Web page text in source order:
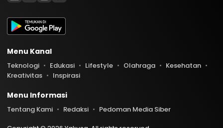
Menu Kanal
Teknologi Edukasi Lifestyle Olahraga
Kesehatan
Kreativitas
Inspirasi
Menu Informasi
Tentang Kami Redaksi
Pedoman Media Siber